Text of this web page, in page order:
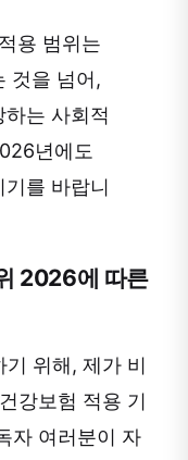
용 범위는
것을 넘어,
는 사회적
년에도
를 바랍니
2026에 따른
위해, 제가 비
강보험 적용 기
자 여러분이 자